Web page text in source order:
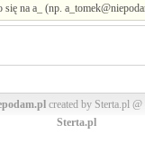
na a_ (np.
created by Sterta.pl
Sterta.pl